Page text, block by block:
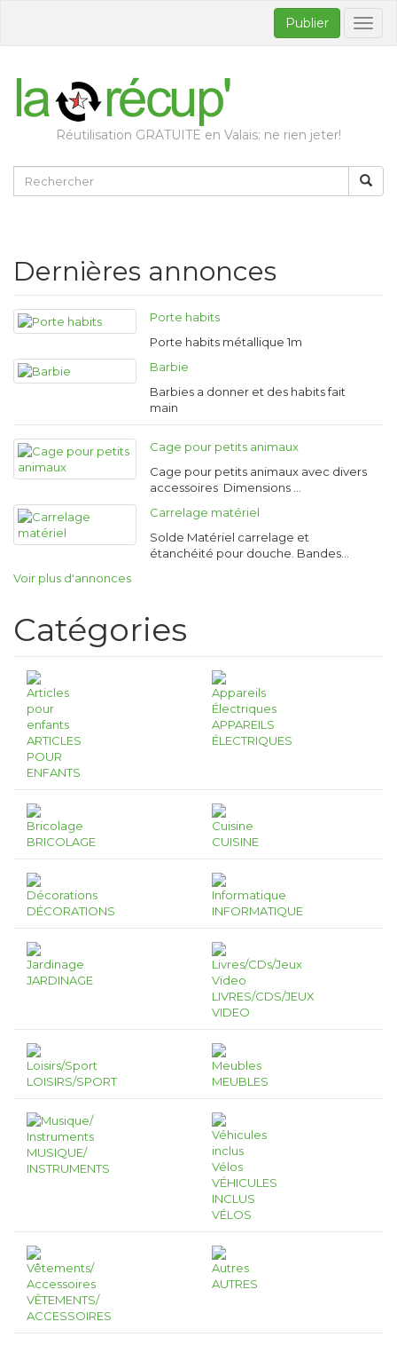
Publier
Réutilisation GRATUITE en Valais: ne rien jeter!
Dernières annonces
Porte habits
Porte habits métallique 1m
Barbie
Barbies a donner et des habits fait
main
Cage pour petits animaux
Cage pour petits animaux avec divers
accessoires Dimensions …
Carrelage matériel
Solde Matériel carrelage et
étanchéité pour douche. Bandes…
Voir plus d'annonces
Catégories
ARTICLES
POUR
ENFANTS
APPAREILS
ÉLECTRIQUES
BRICOLAGE CUISINE
DÉCORATIONS INFORMATIQUE
JARDINAGE
LIVRES/CDS/JEUX
VIDEO
LOISIRS/SPORT MEUBLES
MUSIQUE/
INSTRUMENTS
VÉHICULES
INCLUS
VÉLOS
VÊTEMENTS/
ACCESSOIRES
AUTRES